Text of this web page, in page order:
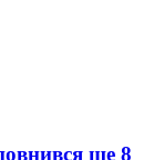
ще 8